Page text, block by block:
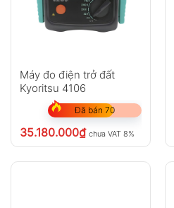
Máy đo điện trở đất
Kyoritsu 4106
Đã bán 70
35.180.000₫ chưa VAT 8%